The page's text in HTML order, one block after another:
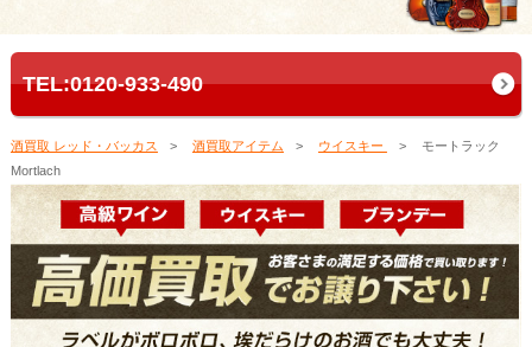
TEL:0120-933-490
酒買取 レッド・バッカス 酒買取アイテム ウイスキー
モートラック
Mortlach